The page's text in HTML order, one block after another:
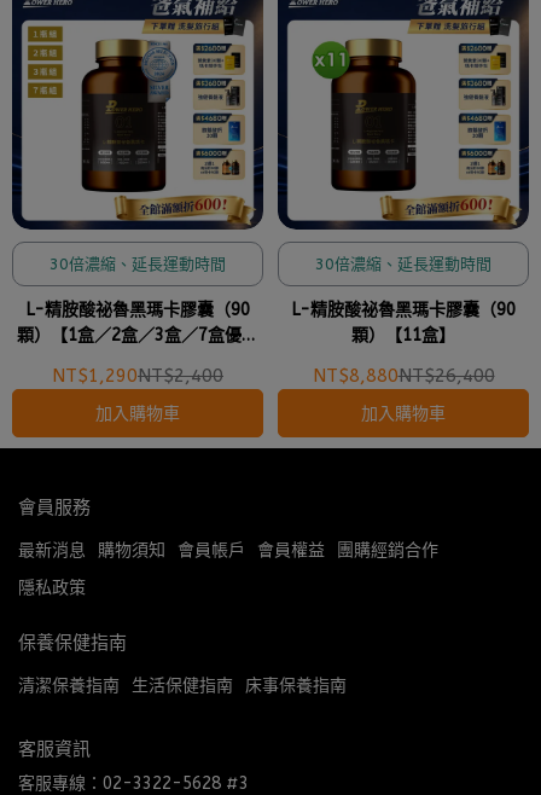
30倍濃縮、延長運動時間
L-精胺酸祕魯黑瑪卡膠囊（90
顆）【1盒／2盒／3盒／7盒優惠
NT$1,290NT$2,400
加入購物車
30倍濃縮、延長運動時間
L-精胺酸祕魯黑瑪卡膠囊（90
顆）【11盒】
NT$8,880NT$26,400
加入購物車
會員服務
最新消息 購物須知 會員帳戶 會員權益
團購經銷合作
隱私政策
保養保健指南
清潔保養指南 生活保健指南 床事保養指南
客服資訊
客服專線：02-3322-5628 #3